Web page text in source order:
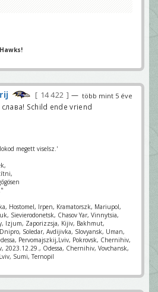
több mint 5 éve
14 422
—
Schild ende vriend
megett viselsz.'
Hostomel, Irpen, Kramatorszk, Mariupol,
Sievierodonetsk, Chasov Yar, Vinnytsia,
Izjum, Zaporizzsja, Kijiv, Bakhmut,
Soledar, Avdijivka, Slovyansk, Uman,
Pervomajszkij,Lviv, Pokrovsk, Chernihiv,
2023.12.29., Odessa, Chernihiv, Vovchansk,
Sumi, Ternopil